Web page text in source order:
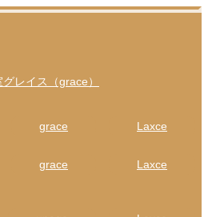
grace
Laxce
grace
Laxce